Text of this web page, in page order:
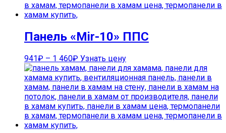
Панель «Mir-10» ППС
941₽ – 1 460₽ Узнать цену